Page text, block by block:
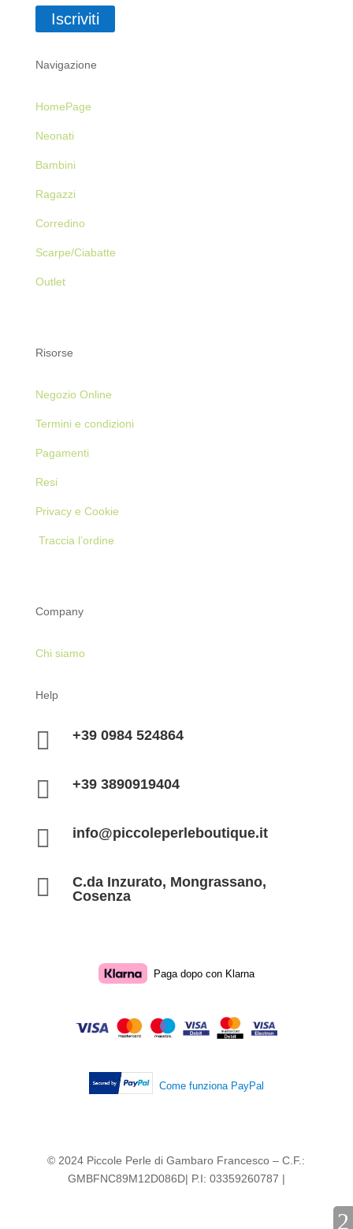
Iscriviti
Navigazione
HomePage
Neonati
Bambini
Ragazzi
Corredino
Scarpe/Ciabatte
Outlet
Risorse
Negozio Online
Termini e condizioni
Pagamenti
Resi
Privacy e Cookie
Traccia l’ordine
Company
Chi siamo
Help
 +39 0984 524864
 +39 3890919404
 info@piccoleperleboutique.it

C.da Inzurato, Mongrassano,
Cosenza
Paga dopo con Klarna
Come funziona PayPal
© 2024 Piccole Perle di Gambaro Francesco – C.F.:
GMBFNC89M12D086D| P.I: 03359260787 |